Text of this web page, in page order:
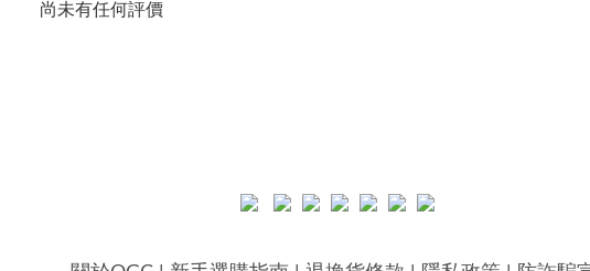
尚未有任何評價